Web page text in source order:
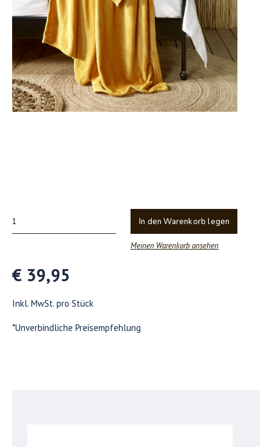
In den Warenkorb legen
Meinen Warenkorb ansehen
€ 39,95
Inkl. MwSt. pro Stück
*Unverbindliche Preisempfehlung